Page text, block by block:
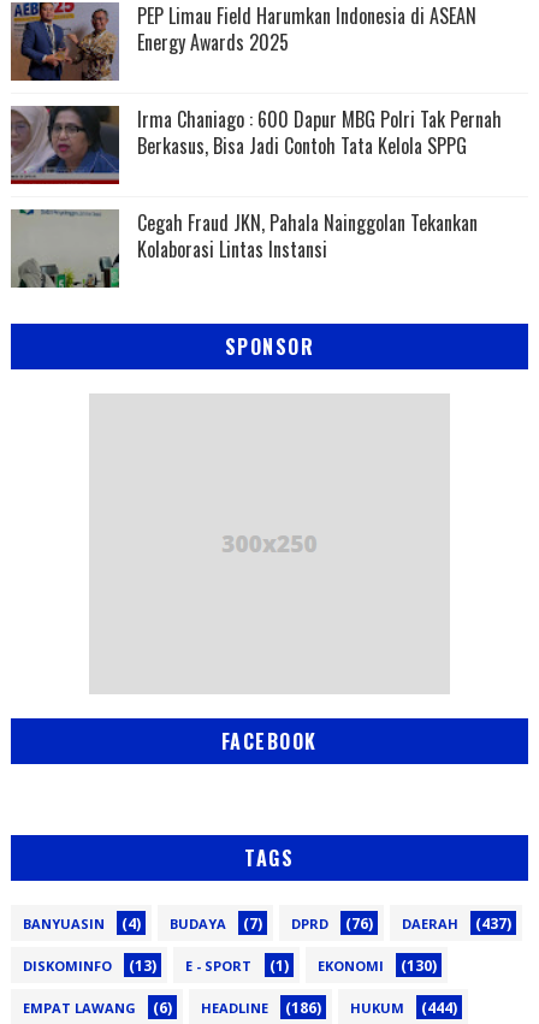
PEP Limau Field Harumkan Indonesia di ASEAN
Energy Awards 2025
Irma Chaniago : 600 Dapur MBG Polri Tak Pernah
Berkasus, Bisa Jadi Contoh Tata Kelola SPPG
Cegah Fraud JKN, Pahala Nainggolan Tekankan
Kolaborasi Lintas Instansi
SPONSOR
FACEBOOK
TAGS
BANYUASIN (4) BUDAYA (7) DPRD (76) DAERAH (437)
DISKOMINFO (13) E - SPORT (1) EKONOMI (130)
EMPAT LAWANG (6) HEADLINE (186) HUKUM (444)